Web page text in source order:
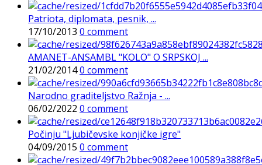
Patriota, diplomata, pesnik, ...
17/10/2013 0 comment
AMANET-ANSAMBL "KOLO" O SRPSKOJ ...
21/02/20140 comment
Narodno graditeljstvo Ražnja - ...
06/02/2022 0 comment
Počinju "Ljubičevske konjičke igre"
04/09/2015 0 comment